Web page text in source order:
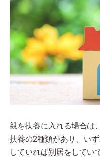
親を扶養に入れる場合は
扶養の2種類があり、い
していれば別居をしてい